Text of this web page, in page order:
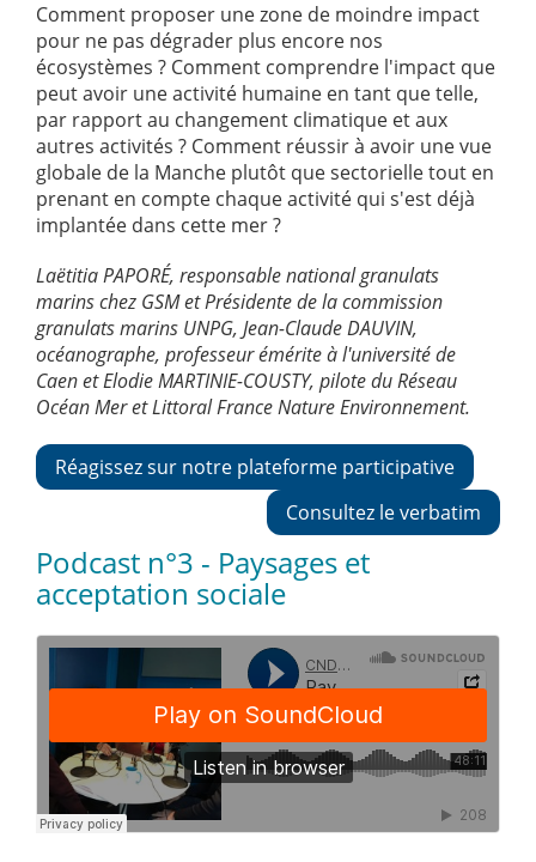
Comment proposer une zone de moindre impact
pour ne pas dégrader plus encore nos
écosystèmes ? Comment comprendre l'impact que
peut avoir une activité humaine en tant que telle,
par rapport au changement climatique et aux
autres activités ? Comment réussir à avoir une vue
globale de la Manche plutôt que sectorielle tout en
prenant en compte chaque activité qui s'est déjà
implantée dans cette mer ?
Laëtitia PAPORÉ, responsable national granulats
marins chez GSM et Présidente de la commission
granulats marins UNPG, Jean-Claude DAUVIN,
océanographe, professeur émérite à l'université de
Caen et Elodie MARTINIE-COUSTY, pilote du Réseau
Océan Mer et Littoral France Nature Environnement.
Réagissez sur notre plateforme participative
Consultez le verbatim
Podcast n°3 - Paysages et
acceptation sociale